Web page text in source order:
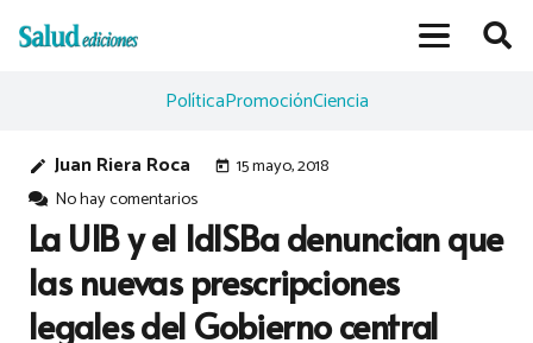
PolíticaPromociónCiencia
edit Juan Riera Roca today 15 mayo, 2018
No hay comentarios
La UIB y el IdISBa denuncian que
las nuevas prescripciones
legales del Gobierno central